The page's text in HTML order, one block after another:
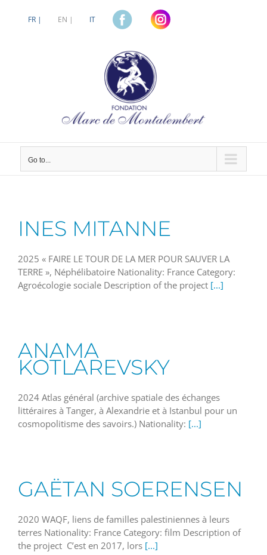
FR | EN | IT
Go to...
INES MITANNE
2025 « FAIRE LE TOUR DE LA MER POUR SAUVER LA
TERRE », Néphélibatoire Nationality: France Category:
Agroécologie sociale Description of the project [...]
ANAMA
KOTLAREVSKY
2024 Atlas général (archive spatiale des échanges
littéraires à Tanger, à Alexandrie et à Istanbul pour un
cosmopolitisme des savoirs.) Nationality: [...]
GAËTAN SOERENSEN
2020 WAQF, liens de familles palestiniennes à leurs
terres Nationality: France Category: film Description of
the project C’est en 2017, lors [...]